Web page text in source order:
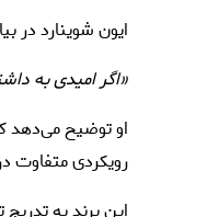
ایون شوینارد در بیانیه‌ای که در ۱۴
«اگر امیدی به
او توضیح می‌دهد
رویکردی متفاوت